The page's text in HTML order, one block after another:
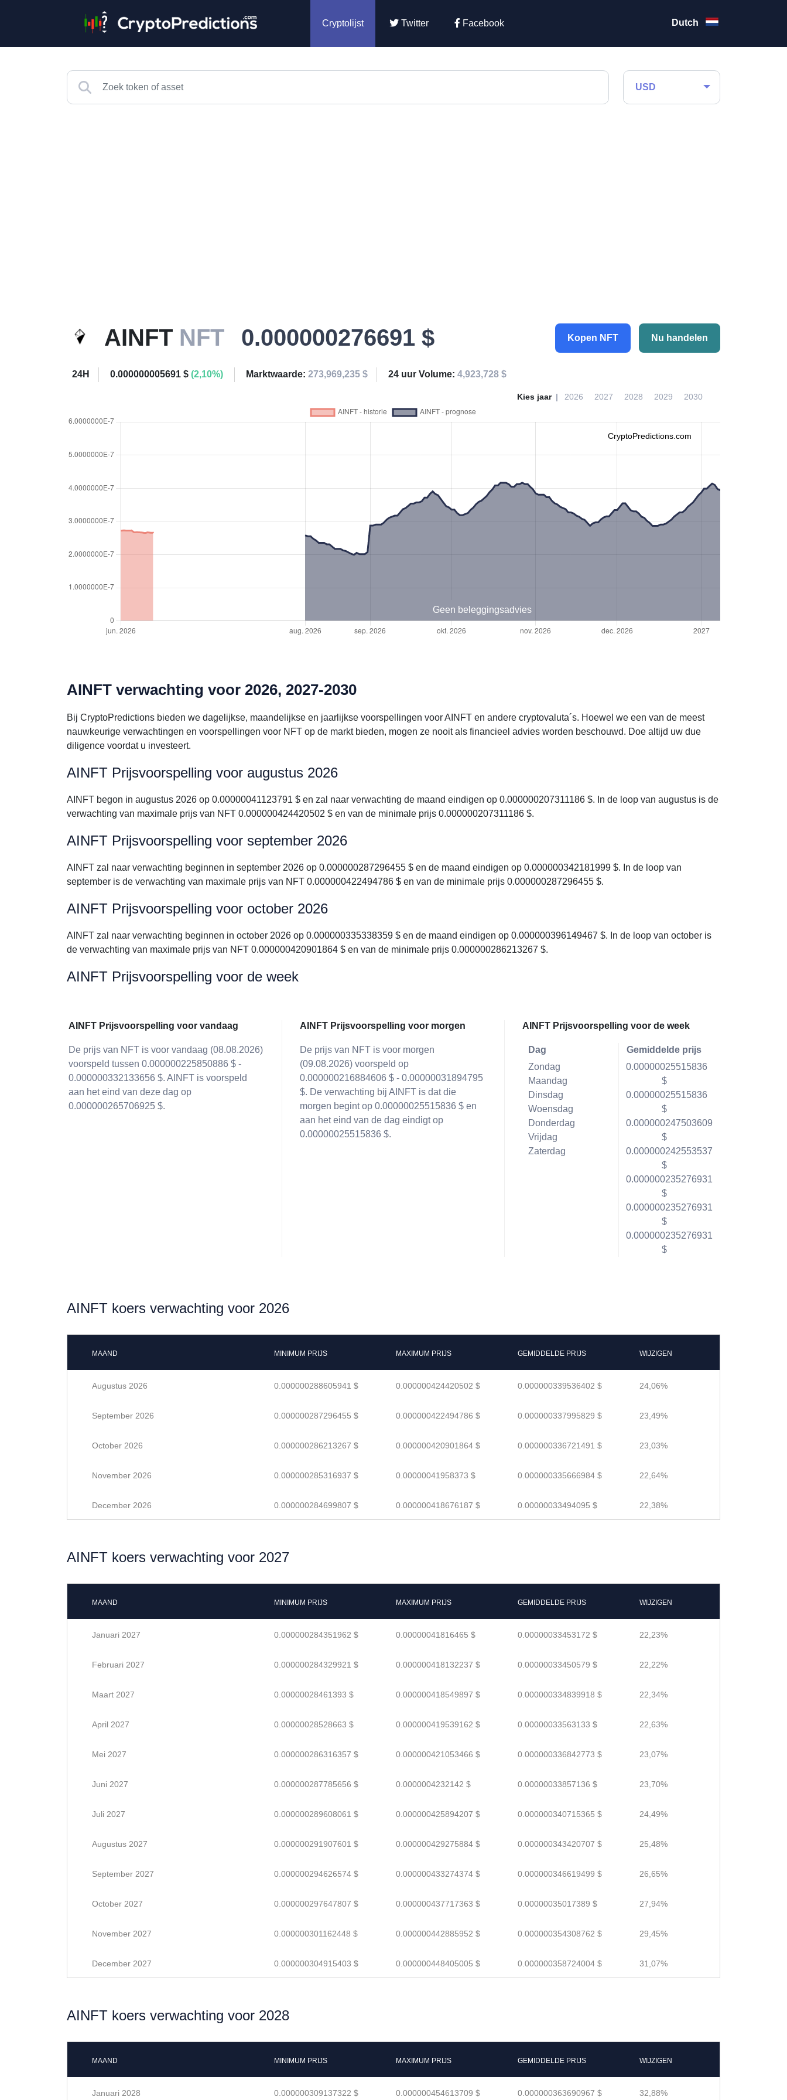
Cryptolijst Twitter Facebook Dutch
USD
AINFT NFT 0.000000276691 $ Kopen NFT Nu handelen
24H 0.000000005691 $ (2,10%) Marktwaarde: 273,969,235 $ 24 uur Volume: 4,923,728 $
Kies jaar 2026 2027 2028 2029 2030
CryptoPredictions.com
Geen beleggingsadvies
AINFT verwachting voor 2026, 2027-2030
Bij CryptoPredictions bieden we dagelijkse, maandelijkse en jaarlijkse voorspellingen voor AINFT en andere cryptovaluta´s. Hoewel we een van de meest
nauwkeurige verwachtingen en voorspellingen voor NFT op de markt bieden, mogen ze nooit als financieel advies worden beschouwd. Doe altijd uw due
diligence voordat u investeert.
AINFT Prijsvoorspelling voor augustus 2026
AINFT begon in augustus 2026 op 0.00000041123791 $ en zal naar verwachting de maand eindigen op 0.000000207311186 $. In de loop van augustus is de
verwachting van maximale prijs van NFT 0.000000424420502 $ en van de minimale prijs 0.000000207311186 $.
AINFT Prijsvoorspelling voor september 2026
AINFT zal naar verwachting beginnen in september 2026 op 0.000000287296455 $ en de maand eindigen op 0.000000342181999 $. In de loop van
september is de verwachting van maximale prijs van NFT 0.000000422494786 $ en van de minimale prijs 0.000000287296455 $.
AINFT Prijsvoorspelling voor october 2026
AINFT zal naar verwachting beginnen in october 2026 op 0.000000335338359 $ en de maand eindigen op 0.000000396149467 $. In de loop van october is
de verwachting van maximale prijs van NFT 0.000000420901864 $ en van de minimale prijs 0.000000286213267 $.
AINFT Prijsvoorspelling voor de week
AINFT Prijsvoorspelling voor vandaag
De prijs van NFT is voor vandaag (08.08.2026)
voorspeld tussen 0.000000225850886 $ -
0.000000332133656 $. AINFT is voorspeld
aan het eind van deze dag op
0.000000265706925 $.
AINFT Prijsvoorspelling voor morgen
De prijs van NFT is voor morgen
(09.08.2026) voorspeld op
0.000000216884606 $ - 0.00000031894795
$. De verwachting bij AINFT is dat die
morgen begint op 0.00000025515836 $ en
aan het eind van de dag eindigt op
0.00000025515836 $.
AINFT Prijsvoorspelling voor de week
Dag
Zondag
Maandag
Dinsdag
Woensdag
Donderdag
Vrijdag
Zaterdag
Gemiddelde prijs
0.00000025515836
$
0.00000025515836
$
0.000000247503609
$
0.000000242553537
$
0.000000235276931
$
0.000000235276931
$
0.000000235276931
$
AINFT koers verwachting voor 2026
MAAND MINIMUM PRIJS MAXIMUM PRIJS GEMIDDELDE PRIJS WIJZIGEN
Augustus 2026 0.000000288605941 $ 0.000000424420502 $ 0.000000339536402 $ 24,06%
September 2026 0.000000287296455 $ 0.000000422494786 $ 0.000000337995829 $ 23,49%
October 2026 0.000000286213267 $ 0.000000420901864 $ 0.000000336721491 $ 23,03%
November 2026 0.000000285316937 $ 0.00000041958373 $ 0.000000335666984 $ 22,64%
December 2026 0.000000284699807 $ 0.000000418676187 $ 0.00000033494095 $ 22,38%
AINFT koers verwachting voor 2027
MAAND MINIMUM PRIJS MAXIMUM PRIJS GEMIDDELDE PRIJS WIJZIGEN
Januari 2027 0.000000284351962 $ 0.00000041816465 $ 0.00000033453172 $ 22,23%
Februari 2027 0.000000284329921 $ 0.000000418132237 $ 0.00000033450579 $ 22,22%
Maart 2027 0.00000028461393 $ 0.000000418549897 $ 0.000000334839918 $ 22,34%
April 2027 0.00000028528663 $ 0.000000419539162 $ 0.00000033563133 $ 22,63%
Mei 2027 0.000000286316357 $ 0.000000421053466 $ 0.000000336842773 $ 23,07%
Juni 2027 0.000000287785656 $ 0.0000004232142 $ 0.00000033857136 $ 23,70%
Juli 2027 0.000000289608061 $ 0.000000425894207 $ 0.000000340715365 $ 24,49%
Augustus 2027 0.000000291907601 $ 0.000000429275884 $ 0.000000343420707 $ 25,48%
September 2027 0.000000294626574 $ 0.000000433274374 $ 0.000000346619499 $ 26,65%
October 2027 0.000000297647807 $ 0.000000437717363 $ 0.00000035017389 $ 27,94%
November 2027 0.000000301162448 $ 0.000000442885952 $ 0.000000354308762 $ 29,45%
December 2027 0.000000304915403 $ 0.000000448405005 $ 0.000000358724004 $ 31,07%
AINFT koers verwachting voor 2028
MAAND MINIMUM PRIJS MAXIMUM PRIJS GEMIDDELDE PRIJS WIJZIGEN
Januari 2028 0.000000309137322 $ 0.000000454613709 $ 0.000000363690967 $ 32,88%